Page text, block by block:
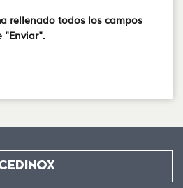
rellenado todos los campos
"Enviar".